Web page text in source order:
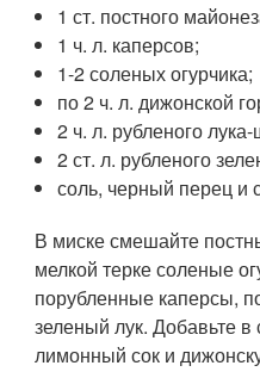
1 ст. постного
1 ч. л. каперсов;
1-2 соленых огурчика;
по 2 ч. л. дижонской
2 ч. л. рубленого
2 ст. л. рубленого
соль, черный перец и
В миске смешайте
мелкой терке соленые
порубленные каперсы,
зеленый лук. Добавьте
лимонный сок и